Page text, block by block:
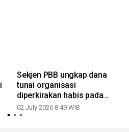
Sekjen PBB ungkap dana
tunai organisasi
diperkirakan habis pada
Agustus
02 July 2026 8:49 WIB